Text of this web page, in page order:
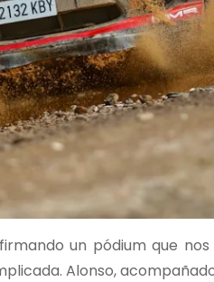
un pódium que
Alonso,